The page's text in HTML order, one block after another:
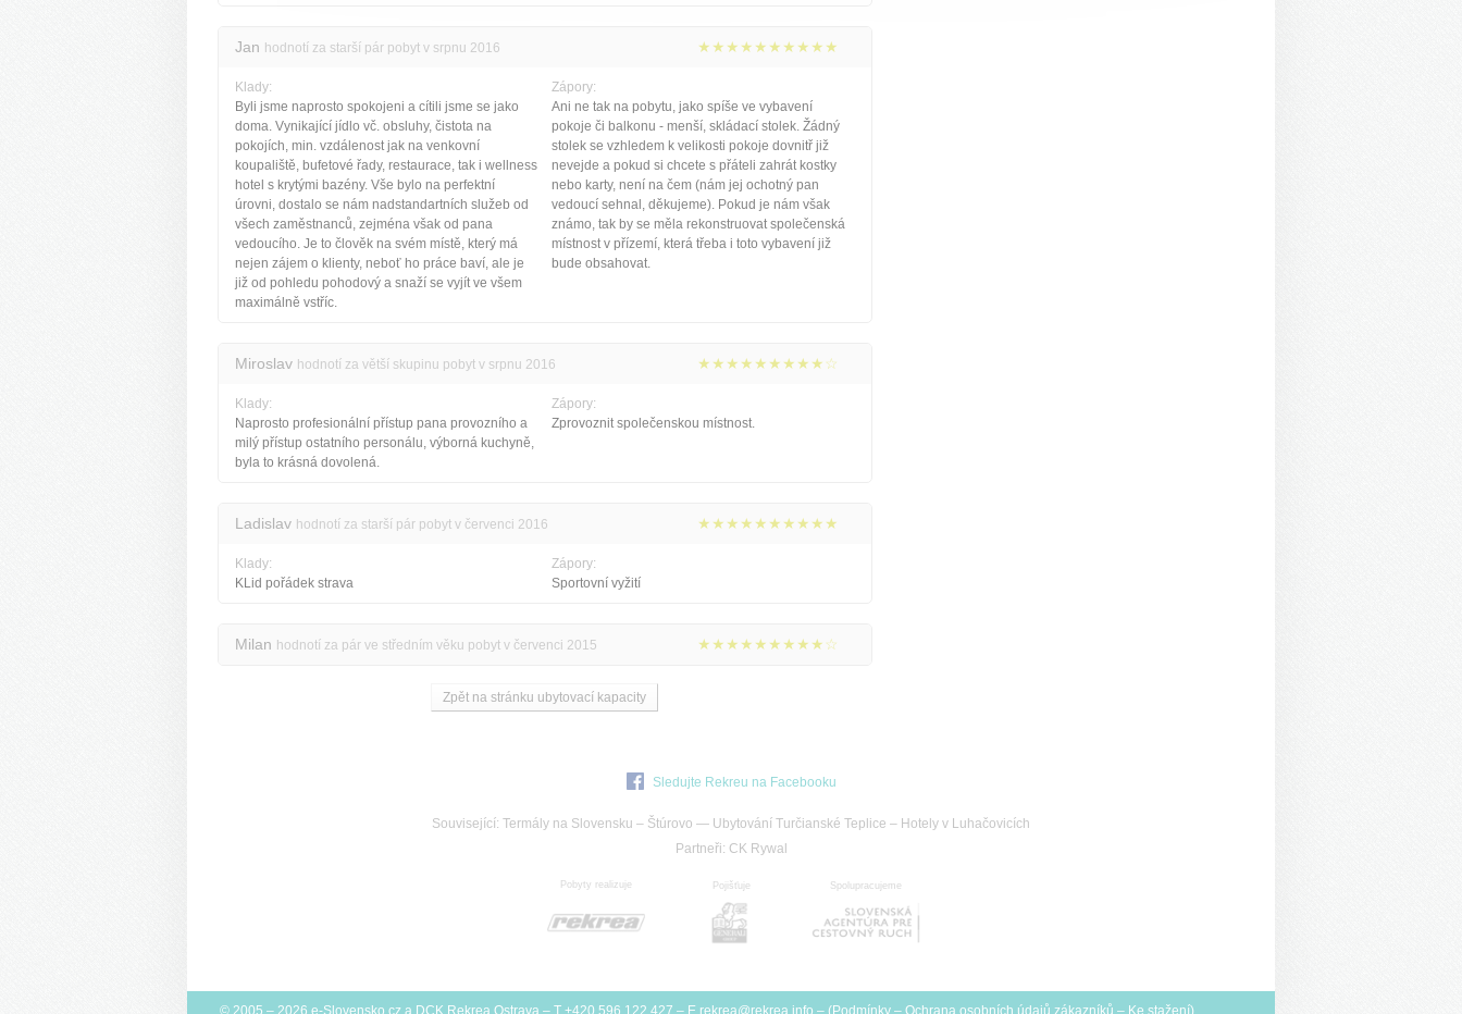
Jan hodnotí za starší pár pobyt v srpnu 2016 ★★★★★★★★★★
Klady:
Byli jsme naprosto spokojeni a cítili jsme se jako
doma. Vynikající jídlo vč. obsluhy, čistota na
pokojích, min. vzdálenost jak na venkovní
koupaliště, bufetové řady, restaurace, tak i wellness
hotel s krytými bazény. Vše bylo na perfektní
úrovni, dostalo se nám nadstandartních služeb od
všech zaměstnanců, zejména však od pana
vedoucího. Je to člověk na svém místě, který má
nejen zájem o klienty, neboť ho práce baví, ale je
již od pohledu pohodový a snaží se vyjít ve všem
maximálně vstříc.
Zápory:
Ani ne tak na pobytu, jako spíše ve vybavení
pokoje či balkonu - menší, skládací stolek. Žádný
stolek se vzhledem k velikosti pokoje dovnitř již
nevejde a pokud si chcete s přáteli zahrát kostky
nebo karty, není na čem (nám jej ochotný pan
vedoucí sehnal, děkujeme). Pokud je nám však
známo, tak by se měla rekonstruovat společenská
místnost v přízemí, která třeba i toto vybavení již
bude obsahovat.
Miroslav hodnotí za větší skupinu pobyt v srpnu 2016 ★★★★★★★★★☆
Klady:
Naprosto profesionální přístup pana provozního a
milý přístup ostatního personálu, výborná kuchyně,
byla to krásná dovolená.
Zápory:
Zprovoznit společenskou místnost.
Ladislav hodnotí za starší pár pobyt v červenci 2016 ★★★★★★★★★★
Klady:
KLid pořádek strava
Zápory:
Sportovní vyžití
Milan hodnotí za pár ve středním věku pobyt v červenci 2015 ★★★★★★★★★☆
Zpět na stránku ubytovací kapacity
Sledujte Rekreu na Facebooku
Související: Termály na Slovensku – Štúrovo — Ubytování Turčianské Teplice – Hotely v Luhačovicích
Partneři: CK Rywal
Pobyty realizuje Pojišťuje Spolupracujeme
© 2005 – 2026 e-Slovensko.cz a DCK Rekrea Ostrava – T +420 596 122 427 – E rekrea@rekrea.info – (Podmínky – Ochrana osobních údajů zákazníků – Ke stažení)